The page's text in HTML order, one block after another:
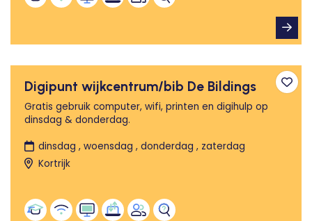
Digipunt wijkcentrum/bib De Bildings
Gratis gebruik computer, wifi, printen en digihulp op
dinsdag & donderdag.
dinsdag , woensdag , donderdag , zaterdag
Kortrijk